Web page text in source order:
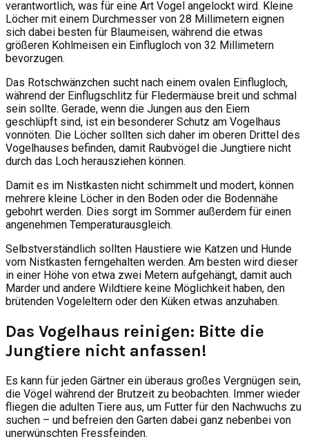
verantwortlich, was für eine Art Vogel angelockt wird. Kleine
Löcher mit einem Durchmesser von 28 Millimetern eignen
sich dabei besten für Blaumeisen, während die etwas
größeren Kohlmeisen ein Einflugloch von 32 Millimetern
bevorzugen.
Das Rotschwänzchen sucht nach einem ovalen Einflugloch,
während der Einflugschlitz für Fledermäuse breit und schmal
sein sollte. Gerade, wenn die Jungen aus den Eiern
geschlüpft sind, ist ein besonderer Schutz am Vogelhaus
vonnöten. Die Löcher sollten sich daher im oberen Drittel des
Vogelhauses befinden, damit Raubvögel die Jungtiere nicht
durch das Loch herausziehen können.
Damit es im Nistkasten nicht schimmelt und modert, können
mehrere kleine Löcher in den Boden oder die Bodennähe
gebohrt werden. Dies sorgt im Sommer außerdem für einen
angenehmen Temperaturausgleich.
Selbstverständlich sollten Haustiere wie Katzen und Hunde
vom Nistkasten ferngehalten werden. Am besten wird dieser
in einer Höhe von etwa zwei Metern aufgehängt, damit auch
Marder und andere Wildtiere keine Möglichkeit haben, den
brütenden Vogeleltern oder den Küken etwas anzuhaben.
Das Vogelhaus reinigen: Bitte die
Jungtiere nicht anfassen!
Es kann für jeden Gärtner ein überaus großes Vergnügen sein,
die Vögel während der Brutzeit zu beobachten. Immer wieder
fliegen die adulten Tiere aus, um Futter für den Nachwuchs zu
suchen – und befreien den Garten dabei ganz nebenbei von
unerwünschten Fressfeinden.